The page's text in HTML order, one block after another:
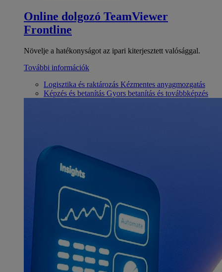
Online dolgozó TeamViewer
Frontline
Növelje a hatékonyságot az ipari kiterjesztett valósággal.
További információk
Logisztika és raktározás Kézmentes anyagmozgatás
Képzés és betanítás Gyors betanítás és továbbképzés